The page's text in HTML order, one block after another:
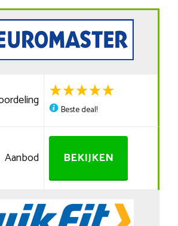
Beste deal!
Aanbod BEKIJKEN